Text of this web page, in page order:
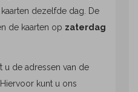
dezelfde dag. De
de kaarten op zaterdag
u de adressen van de
kunt u ons